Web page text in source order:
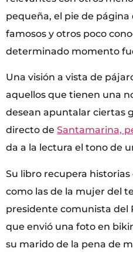
pequeña, el pie de
famosos y otros poco
determinado momento
Una visión a vista de
aquellos que tienen una
desean apuntalar ciertas
directo de Santamarina,
da a la lectura el tono de
Su libro recupera historias
como las de la mujer del
presidente comunista del
que envió una foto en
su marido de la pena de